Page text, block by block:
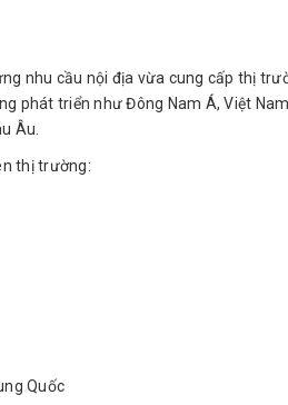
nhu cầu nội địa vừa cung cấp thị
phát triển như Đông Nam Á, Việt
Âu.
thị trường:
Quốc